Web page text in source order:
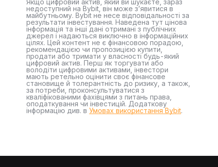
Якщо цифровий актив, який ви шукаєте, зараз
недоступний на Bybit, він може з’явитися в
майбутньому. Bybit не несе відповідальності за
результати інвестування. Наведена тут цінова
інформація та інші дані отримані з публічних
джерел і надаються виключно в інформаційних
цілях. Цей контент не є фінансовою порадою,
рекомендацією чи пропозицією купити,
продати або тримати у власності будь-який
цифровий актив. Перш як торгувати або
володіти цифровими активами, інвестори
мають ретельно оцінити своє фінансове
становище й толерантність до ризику, а також,
за потреби, проконсультуватися з
кваліфікованими фахівцями з питань права,
оподаткування чи інвестицій. Додаткову
інформацію див. в Умовах використання Bybit.